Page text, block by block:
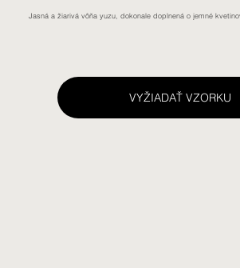
VYŽIADAŤ VZORKU
Jasná a žiarivá vôňa yuzu, dokonale doplnená o jemné